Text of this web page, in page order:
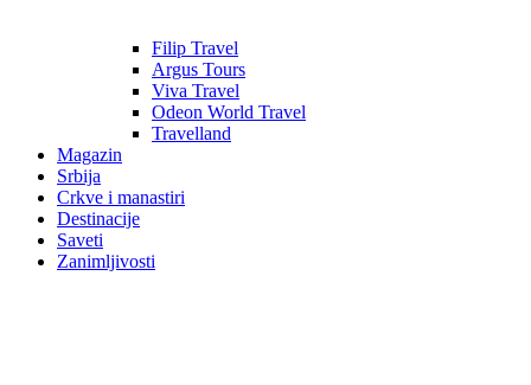
Filip Travel
Argus Tours
Viva Travel
Odeon World Travel
Travelland
Magazin
Srbija
Crkve i manastiri
Destinacije
Saveti
Zanimljivosti